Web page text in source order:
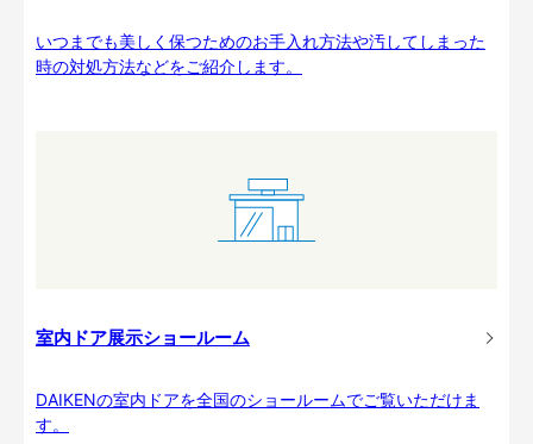
いつまでも美しく保つためのお手入れ方法や汚してしまった
時の対処方法などをご紹介します。
室内ドア展示ショールーム
DAIKENの室内ドアを全国のショールームでご覧いただけま
す。